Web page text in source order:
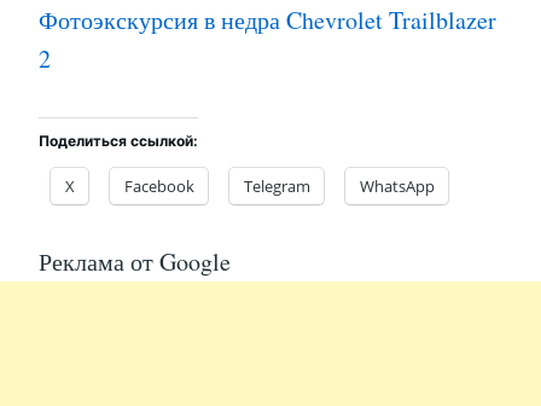
Фотоэкскурсия в недра Chevrolet Trailblazer
2
Поделиться ссылкой:
X Facebook Telegram WhatsApp
Реклама от Google